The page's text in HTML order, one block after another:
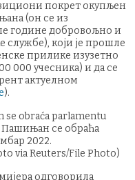
покрет окупљен
(он се из
године добровољно и
службе), који је прошле
прилике изузетно
000 учесника) и да се
актуелном
).
се обраћа
2022.
via Reuters/File Photo)
одговорила